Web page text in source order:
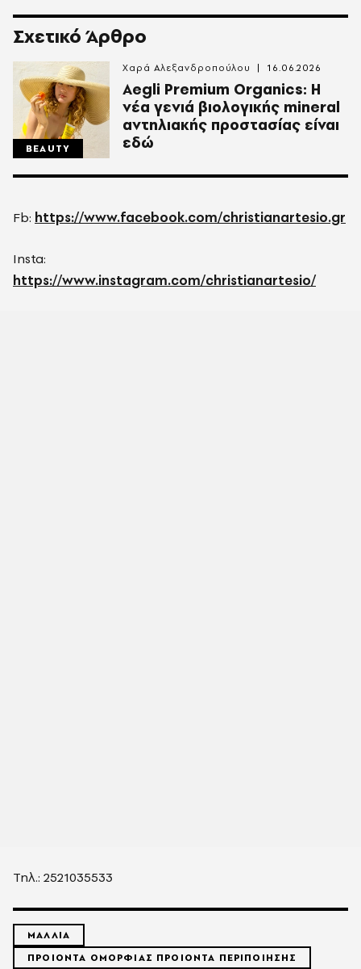
Σχετικό Άρθρο
BEAUTY
Aegli Premium Organics: Η
νέα γενιά βιολογικής mineral
αντηλιακής προστασίας είναι
εδώ
Χαρά Αλεξανδροπούλου 16.06.2026
Fb: https://www.facebook.com/christianartesio.gr
Insta:
https://www.instagram.com/christianartesio/
Τηλ.: 2521035533
ΜΑΛΛΙΑ
ΠΡΟΙΟΝΤΑ ΟΜΟΡΦΙΑΣ ΠΡΟΙΟΝΤΑ ΠΕΡΙΠΟΙΗΣΗΣ